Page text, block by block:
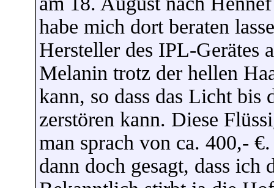
habe mich dort beraten
Hersteller des IPL-Gerätes
Melanin trotz der hellen
kann, so dass das Licht bis
zerstören kann. Diese
man sprach von ca. 400,-
dann doch gesagt, dass